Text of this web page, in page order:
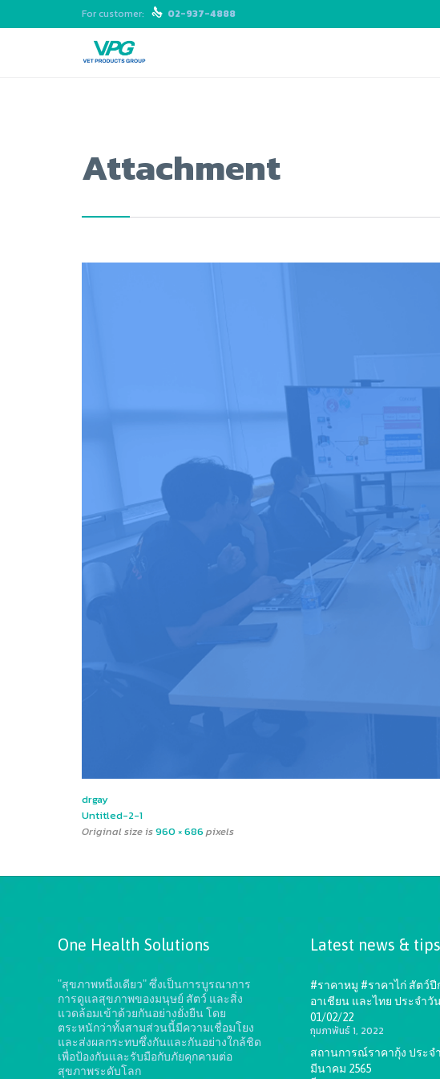
For customer:  02-937-4888
Attachment
drgay
Untitled-2-1
Original size is960 × 686 pixels
One Health Solutions
"สุขภาพหนึ่งเดียว" ซึ่งเป็นการบูรณาการ
การดูแลสุขภาพของมนุษย์ สัตว์ และสิ่ง
แวดล้อมเข้าด้วยกันอย่างยั่งยืนโดย
ตระหนักว่าทั้งสามส่วนนี้มีความเชื่อมโยง
และส่งผลกระทบซึ่งกันและกันอย่างใกล้ชิด
เพื่อป้องกันและรับมือกับภัยคุกคามต่อ
สุขภาพระดับโลก
Latest news & tips
#ราคาหมู #ราคาไก่ สัตว์
อาเชียน และไทย ประจำวั
01/02/22
กุมภาพันธ์ 1, 2022
สถานการณ์ราคากุ้ง ประจ
มีนาคม 2565